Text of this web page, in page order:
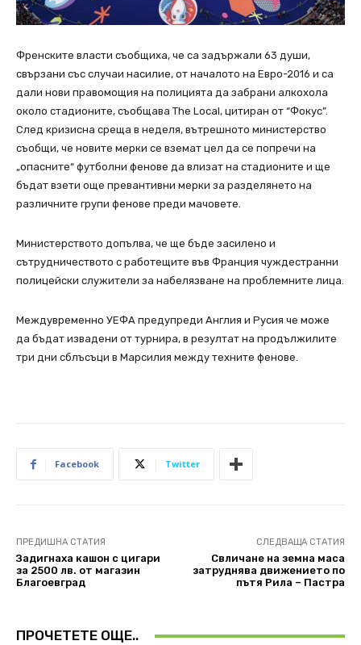
Френските власти съобщиха, че са задържали 63 души,
свързани със случаи насилие, от началото на Евро-2016 и са
дали нови правомощия на полицията да забрани алкохола
около стадионите, съобщава The Local, цитиран от “Фокус”.
След кризисна среща в неделя, вътрешното министерство
съобщи, че новите мерки се вземат цел да се попречи на
„опасните“ футболни фенове да влизат на стадионите и ще
бъдат взети още превантивни мерки за разделянето на
различните групи фенове преди мачовете.
Министерството допълва, че ще бъде засилено и
сътрудничеството с работещите във Франция чуждестранни
полицейски служители за набелязване на проблемните лица.
Междувременно УЕФА предупреди Англия и Русия че може
да бъдат извадени от турнира, в резултат на продължилите
три дни сблъсъци в Марсилия между техните фенове.
Facebook Twitter
ПРЕДИШНА СТАТИЯ
Задигнаха кашон с цигари
за 2500 лв. от магазин
Благоевград
СЛЕДВАЩА СТАТИЯ
Свличане на земна маса
затруднява движението по
пътя Рила – Пастра
ПРОЧЕТЕТЕ ОЩЕ..